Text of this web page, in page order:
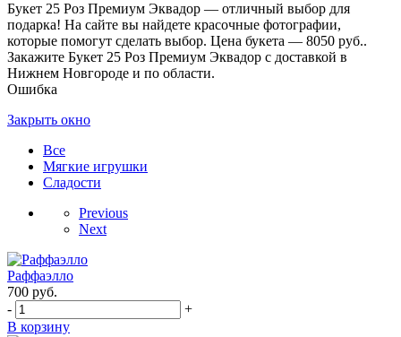
Букет 25 Роз Премиум Эквадор — отличный выбор для
подарка! На сайте вы найдете красочные фотографии,
которые помогут сделать выбор. Цена букета — 8050 руб..
Закажите Букет 25 Роз Премиум Эквадор с доставкой в
Нижнем Новгороде и по области.
Ошибка
Закрыть окно
Все
Мягкие игрушки
Сладости
Previous
Next
Раффаэлло
700 руб.
-
+
В корзину